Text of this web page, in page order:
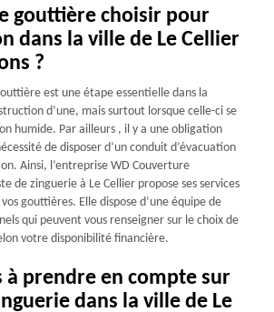
gouttière choisir pour
dans la ville de Le Cellier
?
est une étape essentielle dans la
d’une, mais surtout lorsque celle-ci se
humide. Par ailleurs , il y a une obligation
de disposer d’un conduit d’évacuation
Ainsi, l’entreprise WD Couverture
de zinguerie à Le Cellier propose ses services
gouttières. Elle dispose d’une équipe de
qui peuvent vous renseigner sur le choix de
votre disponibilité financière.
à prendre en compte sur
dans la ville de Le